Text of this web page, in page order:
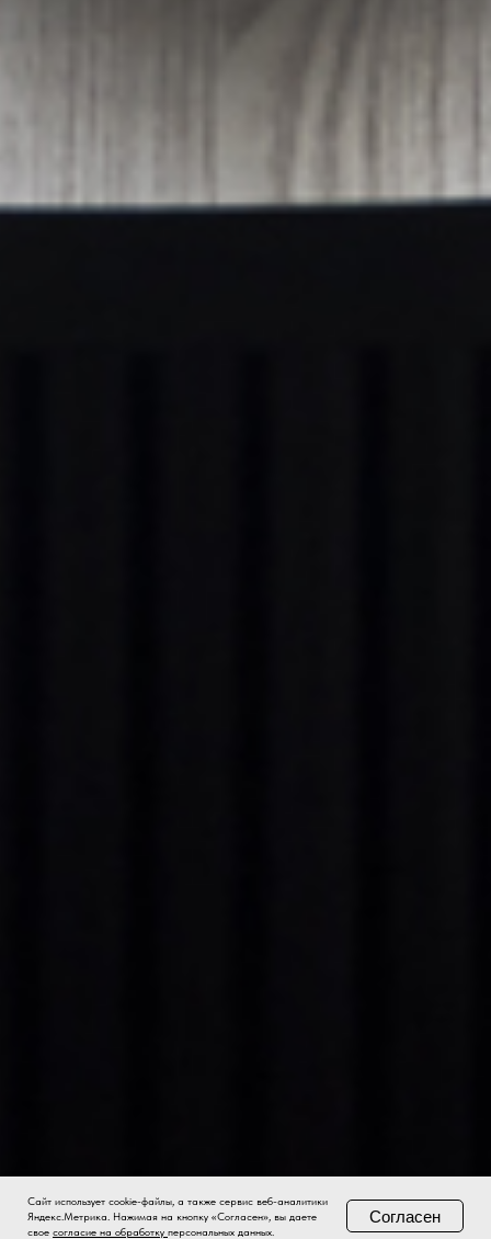
Сайт использует cookie-файлы, а также сервис веб-аналитики
Яндекс.Метрика. Нажимая на кнопку «Согласен», вы даете
свое согласие на обработку персональных данных.
Согласен